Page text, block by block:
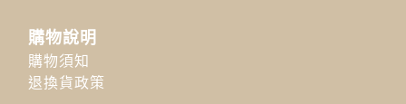
購物說明
購物須知
退換貨政策